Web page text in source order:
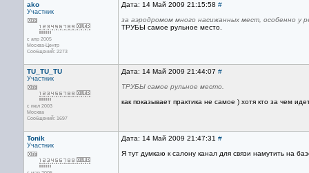
ako
Участник
с апр 2005
Москва-Центр
Сообщений: 2273
Дата: 14 Май 2009 21:15:58 #
за аэродромом много насижанных мест, особенно у
ТРУБЫ самое рульное место.
TU_TU_TU
Участник
с июл 2003
Москва
Сообщений: 1697
Дата: 14 Май 2009 21:44:07 #
ТРУБЫ самое рульное место.
как показывает практика не самое ) хотя кто за чем
Tonik
Участник
Дата: 14 Май 2009 21:47:31 #
Я тут думкаю к салону канал для связи намутить на